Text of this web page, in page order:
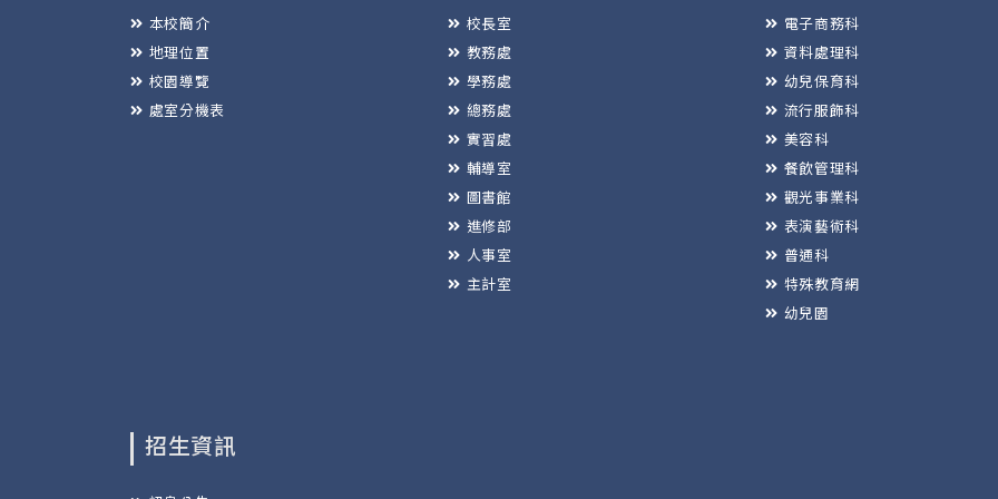
本校簡介
地理位置
校園導覽
處室分機表
校長室
教務處
學務處
總務處
實習處
輔導室
圖書館
進修部
人事室
主計室
電子商務科
資料處理科
幼兒保育科
流行服飾科
美容科
餐飲管理科
觀光事業科
表演藝術科
普通科
特殊教育網
幼兒園
招生資訊